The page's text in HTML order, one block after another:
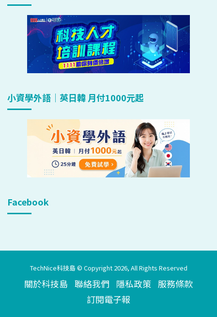
小資學外語｜英日韓 月付1000元起
Facebook
TechNice科技島 © Copyright 2026, All Rights Reserved
關於科技島 聯絡我們 隱私政策 服務條款
訂閱電子報